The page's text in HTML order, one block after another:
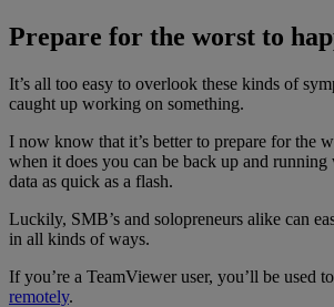
Prepare for the worst to
It’s all too easy to overlook these kinds of
caught up working on something.
I now know that it’s better to prepare for the
when it does you can be back up and
data as quick as a flash.
Luckily, SMB’s and solopreneurs alike can
in all kinds of ways.
If you’re a TeamViewer user, you’ll be used to
remotely.